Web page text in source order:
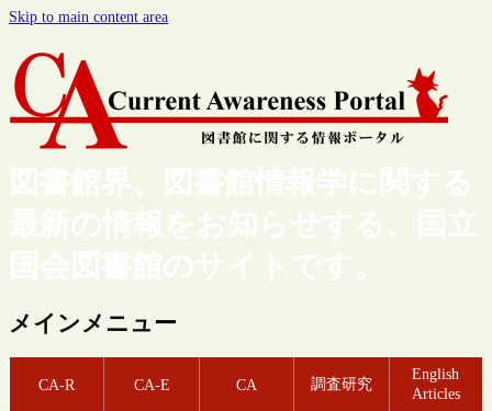
Skip to main content area
図書館界、図書館情報学に関する
最新の情報をお知らせする、国立
国会図書館のサイトです。
メインメニュー
CA-R CA-E CA 調査研究
English
Articles